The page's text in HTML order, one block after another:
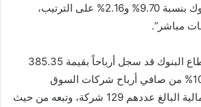
السلع الاستهلاكية والبنوك بنسبة 9.70% و2.16% على الترتيب،
مباشر”.
وذكرت الإحصائية أن قطاع البنوك قد سجل أرباحاً بقيمة 385.35
مليون دينار تُمثل 105.51% من صافي أرباح شركات السوق
المتوافقة في سنتها المالية البالغ عددهم 129 شركة، وتبعه من حيث